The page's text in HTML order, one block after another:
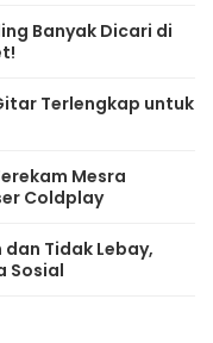
Banyak Dicari di
Terlengkap untuk
Mesra
Coldplay
Tidak Lebay,
Sosial